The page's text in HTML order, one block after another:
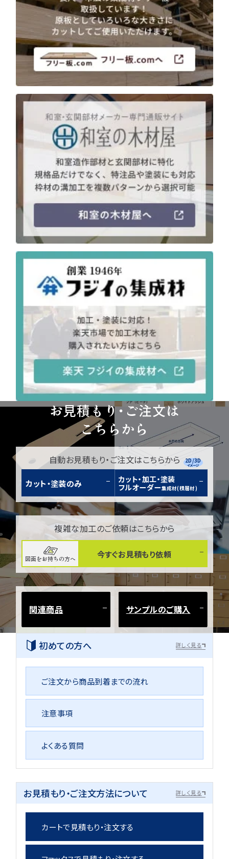
お見積もり・ご注文は
こちらから
自動お見積もり・ご注文はこちらから
カット・塗装のみ
カット・加工・塗装
フルオーダー集成材(積層材)
2D/3D
イメージ
複雑な加工のご依頼はこちらから
図面をお持ちの方へ 今すぐお見積もり依頼
関連商品 サンプルのご購入
初めての方へ 詳しく見る
ご注文から商品到着までの流れ
注意事項
よくある質問
お見積もり・ご注文方法について 詳しく見る
カートで見積もり・注文する